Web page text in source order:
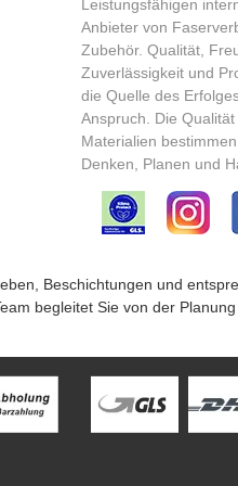
Leistungsfähigen
Anbieter von
Zubehör. Qualität,
Zuverlässigkeit und
die Quelle des
Anspruch. Die
Materialien
Denken, Planen und
Beschichtungen und
begleitet Sie von der